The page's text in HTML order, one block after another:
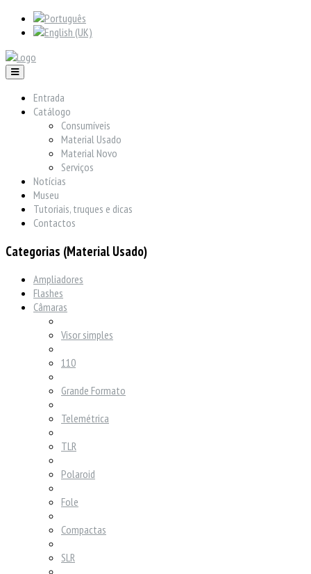
Entrada
Catálogo
Consumíveis
Material Usado
Material Novo
Serviços
Notícias
Museu
Tutoriais, truques e dicas
Contactos
Categorias (Material Usado)
Ampliadores
Flashes
Câmaras
Visor simples
110
Grande Formato
Telemétrica
TLR
Polaroid
Fole
Compactas
SLR